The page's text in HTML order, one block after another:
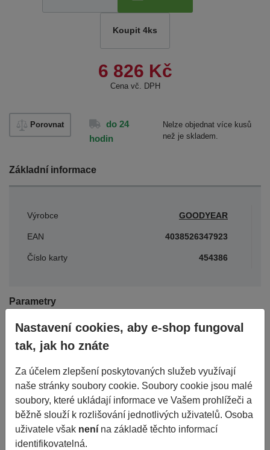
Koupit 4ks
6 826 Kč
Cena vč. DPH
Porovnat
do 24
hodin
Nelze objednat více kusů
než je skladem.
Základní informace
Výrobce GOODYEAR
EAN 4038526347923
Číslo karty 454386
Parametry
Období
Šířka 215
Průměr 17,5
Konstrukce R
Dezén KMAX D GEN-2
Nastavení cookies, aby e-shop fungoval
tak, jak ho znáte
Za účelem zlepšení poskytovaných služeb využívají
naše stránky soubory cookie. Soubory cookie jsou malé
soubory, které ukládají informace ve Vašem prohlížeči a
běžně slouží k rozlišování jednotlivých uživatelů. Osoba
uživatele však není na základě těchto informací
identifikovatelná.